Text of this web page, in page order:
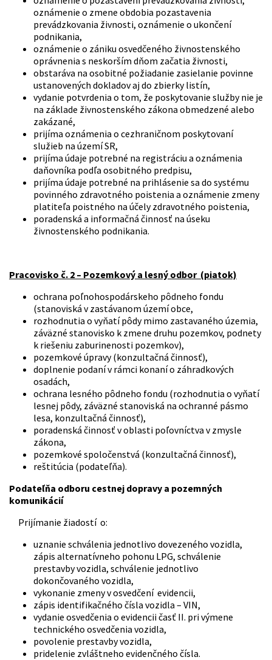
oznámenie o zmene obdobia pozastavenia
prevádzkovania živnosti, oznámenie o ukončení
podnikania,
oznámenie o zániku osvedčeného živnostenského
oprávnenia s neskorším dňom začatia živnosti,
obstaráva na osobitné požiadanie zasielanie povinne
ustanovených dokladov aj do zbierky listín,
vydanie potvrdenia o tom, že poskytovanie služby nie je
na základe živnostenského zákona obmedzené alebo
zakázané,
prijíma oznámenia o cezhraničnom poskytovaní
služieb na území SR,
prijíma údaje potrebné na registráciu a oznámenia
daňovníka podľa osobitného predpisu,
prijíma údaje potrebné na prihlásenie sa do systému
povinného zdravotného poistenia a oznámenie zmeny
platiteľa poistného na účely zdravotného poistenia,
poradenská a informačná činnosť na úseku
živnostenského podnikania.
Pracovisko č. 2 – Pozemkový a lesný odbor (piatok)
ochrana poľnohospodárskeho pôdneho fondu
(stanoviská v zastávanom území obce,
rozhodnutia o vyňatí pôdy mimo zastavaného územia,
záväzné stanovisko k zmene druhu pozemkov, podnety
k riešeniu zaburinenosti pozemkov),
pozemkové úpravy (konzultačná činnosť),
doplnenie podaní v rámci konaní o záhradkových
osadách,
ochrana lesného pôdneho fondu (rozhodnutia o vyňatí
lesnej pôdy, záväzné stanoviská na ochranné pásmo
lesa, konzultačná činnosť),
poradenská činnosť v oblasti poľovníctva v zmysle
zákona,
pozemkové spoločenstvá (konzultačná činnosť),
reštitúcia (podateľňa).
Podateľňa odboru cestnej dopravy a pozemných
komunikácií
Prijímanie žiadostí o:
uznanie schválenia jednotlivo dovezeného vozidla,
zápis alternatívneho pohonu LPG, schválenie
prestavby vozidla, schválenie jednotlivo
dokončovaného vozidla,
vykonanie zmeny v osvedčení evidencii,
zápis identifikačného čísla vozidla – VIN,
vydanie osvedčenia o evidencii časť II. pri výmene
technického osvedčenia vozidla,
povolenie prestavby vozidla,
pridelenie zvláštneho evidenčného čísla.